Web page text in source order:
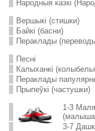
Народныя казкі
Вершыкі (стишки)
Байкі (басни)
Пераклады
Песні
Калыханкі
Пераклады
Прыпеўкі (частушки)
1-3
3-7